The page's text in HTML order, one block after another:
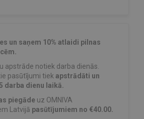
un saņem 10% atlaidi pilnas
apstrāde notiek darba dienās.
pasūtījumi tiek apstrādāti un
darba dienu laikā.
piegāde uz OMNIVA
Latvijā pasūtījumiem no €40.00.